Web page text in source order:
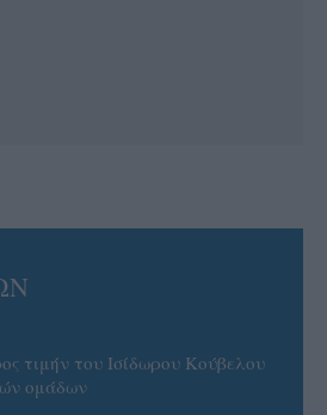
τιμήν του Ισίδωρου Κούβελου
ομάδων